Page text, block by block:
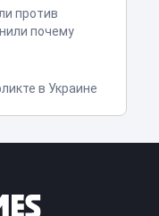
против
почему
в Украине